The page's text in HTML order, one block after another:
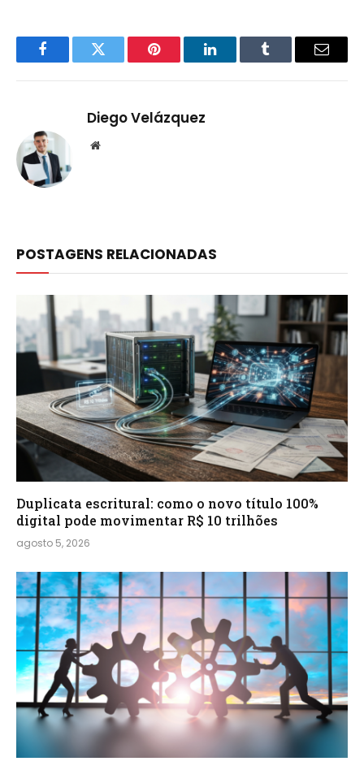
FacebookTwitter Pinterest LinkedInTumblr Email
Diego Velázquez
Website
POSTAGENS RELACIONADAS
Duplicata escritural: como o novo título 100%
digital pode movimentar R$ 10 trilhões
agosto 5, 2026